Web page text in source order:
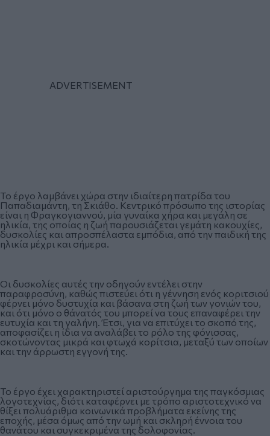
Το έργο λαμβάνει χώρα στην ιδιαίτερη πατρίδα του
Παπαδιαμάντη, τη Σκιάθο. Κεντρικό πρόσωπο της ιστορίας
είναι η Φραγκογιαννού, μία γυναίκα χήρα και μεγάλη σε
ηλικία, της οποίας η ζωή παρουσιάζεται γεμάτη κακουχίες,
δυσκολίες και απροσπέλαστα εμπόδια, από την παιδική της
ηλικία μέχρι και σήμερα.
Οι δυσκολίες αυτές την οδηγούν εντέλει στην
παραφροσύνη, καθώς πιστεύει ότι η γέννηση ενός κοριτσιού
φέρνει μόνο δυστυχία και βάσανα στη ζωή των γονιών του,
και ότι μόνο ο θάνατός του μπορεί να τους επαναφέρει την
ευτυχία και τη γαλήνη. Έτσι, για να επιτύχει το σκοπό της,
αποφασίζει η ίδια να αναλάβει το ρόλο της φόνισσας,
σκοτώνοντας μικρά και φτωχά κορίτσια, μεταξύ των οποίων
και την άρρωστη εγγονή της.
Το έργο έχει χαρακτηριστεί αριστούργημα της παγκόσμιας
λογοτεχνίας, διότι καταφέρνει με τρόπο αριστοτεχνικό να
θίξει πολυάριθμα κοινωνικά προβλήματα εκείνης της
εποχής, μέσα όμως από την ωμή και σκληρή έννοια του
θανάτου και συγκεκριμένα της δολοφονίας.